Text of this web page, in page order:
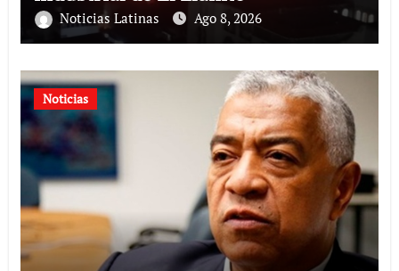
Noticias Latinas Ago 8, 2026
Noticias